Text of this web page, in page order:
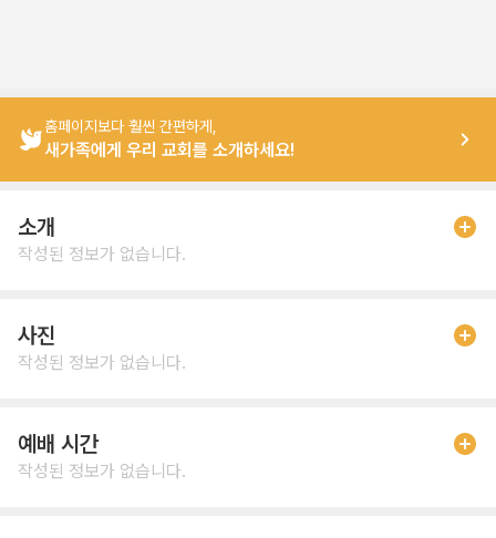
홈페이지보다 훨씬 간편하게,
새가족에게 우리 교회를 소개하세요!
소개
작성된 정보가 없습니다.
사진
작성된 정보가 없습니다.
예배 시간
작성된 정보가 없습니다.